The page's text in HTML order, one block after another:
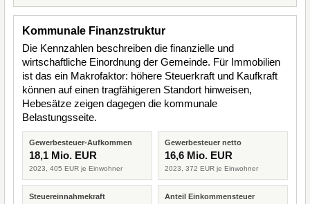
Kommunale Finanzstruktur
Die Kennzahlen beschreiben die finanzielle und
wirtschaftliche Einordnung der Gemeinde. Für Immobilien
ist das ein Makrofaktor: höhere Steuerkraft und Kaufkraft
können auf einen tragfähigeren Standort hinweisen,
Hebesätze zeigen dagegen die kommunale
Belastungsseite.
Gewerbesteuer-Aufkommen
18,1 Mio. EUR
2023, 405 EUR je Einwohner
Gewerbesteuer netto
16,6 Mio. EUR
2023, 372 EUR je Einwohner
Steuereinnahmekraft Anteil Einkommensteuer